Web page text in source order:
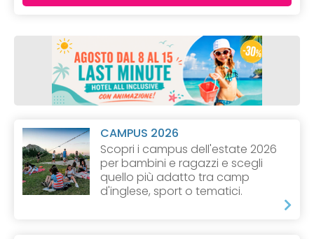
CAMPUS 2026
Scopri i campus dell'estate 2026
per bambini e ragazzi e scegli
quello più adatto tra camp
d'inglese, sport o tematici.